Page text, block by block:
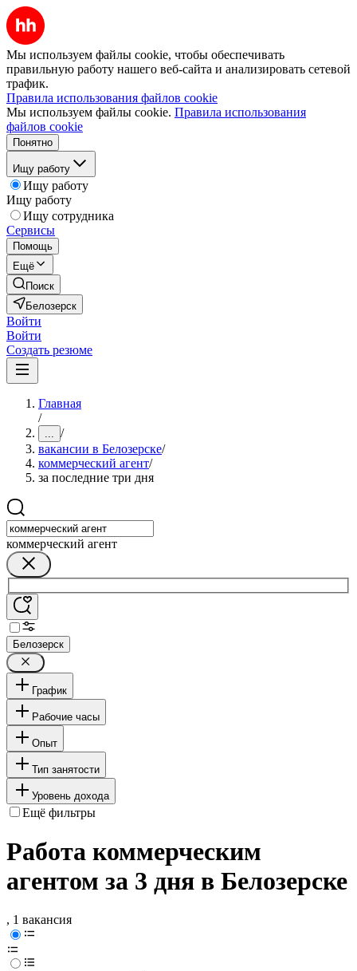
Мы используем файлы cookie, чтобы обеспечивать
правильную работу нашего веб-сайта и анализировать сетевой
трафик.
Правила использования файлов cookie
Мы используем файлы cookie. Правила использования
файлов cookie
Понятно
Ищу работу
Ищу работу
Ищу работу
Ищу сотрудника
Сервисы
Помощь
Ещё
Поиск
Белозерск
Войти
Войти
Создать резюме
Главная
/
... /
вакансии в Белозерске/
коммерческий агент/
за последние три дня
коммерческий агент
Белозерск
График
Рабочие часы
Опыт
Тип занятости
Уровень дохода
Ещё фильтры
Работа коммерческим
агентом за 3 дня в Белозерске
, 1 вакансия